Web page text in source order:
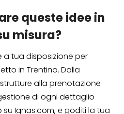
queste idee in
misura?
a tua disposizione per
in Trentino. Dalla
alla prenotazione
di ogni dettaglio
Ignas.com, e goditi la tua